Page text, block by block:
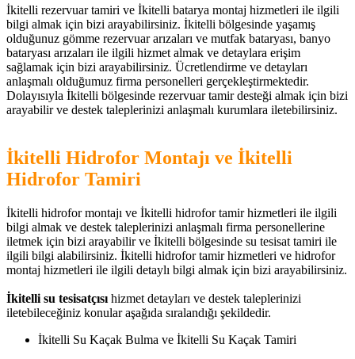
İkitelli rezervuar tamiri ve İkitelli batarya montaj hizmetleri ile ilgili
bilgi almak için bizi arayabilirsiniz. İkitelli bölgesinde yaşamış
olduğunuz gömme rezervuar arızaları ve mutfak bataryası, banyo
bataryası arızaları ile ilgili hizmet almak ve detaylara erişim
sağlamak için bizi arayabilirsiniz. Ücretlendirme ve detayları
anlaşmalı olduğumuz firma personelleri gerçekleştirmektedir.
Dolayısıyla İkitelli bölgesinde rezervuar tamir desteği almak için bizi
arayabilir ve destek taleplerinizi anlaşmalı kurumlara iletebilirsiniz.
İkitelli Hidrofor Montajı ve İkitelli
Hidrofor Tamiri
İkitelli hidrofor montajı ve İkitelli hidrofor tamir hizmetleri ile ilgili
bilgi almak ve destek taleplerinizi anlaşmalı firma personellerine
iletmek için bizi arayabilir ve İkitelli bölgesinde su tesisat tamiri ile
ilgili bilgi alabilirsiniz. İkitelli hidrofor tamir hizmetleri ve hidrofor
montaj hizmetleri ile ilgili detaylı bilgi almak için bizi arayabilirsiniz.
İkitelli su tesisatçısı hizmet detayları ve destek taleplerinizi
iletebileceğiniz konular aşağıda sıralandığı şekildedir.
İkitelli Su Kaçak Bulma ve İkitelli Su Kaçak Tamiri